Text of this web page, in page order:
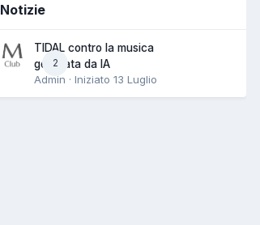
Notizie
2
TIDAL contro la musica
generata da IA
Admin · Iniziato 13 Luglio